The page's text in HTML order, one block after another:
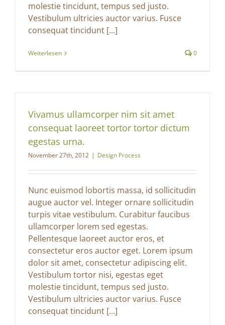
molestie tincidunt, tempus sed justo.
Vestibulum ultricies auctor varius. Fusce
consequat tincidunt [...]
Weiterlesen 0
Vivamus ullamcorper nim sit amet
consequat laoreet tortor tortor dictum
egestas urna.
November 27th, 2012 | Design Process
Nunc euismod lobortis massa, id sollicitudin
augue auctor vel. Integer ornare sollicitudin
turpis vitae vestibulum. Curabitur faucibus
ullamcorper lorem sed egestas.
Pellentesque laoreet auctor eros, et
consectetur eros auctor eget. Lorem ipsum
dolor sit amet, consectetur adipiscing elit.
Vestibulum tortor nisi, egestas eget
molestie tincidunt, tempus sed justo.
Vestibulum ultricies auctor varius. Fusce
consequat tincidunt [...]